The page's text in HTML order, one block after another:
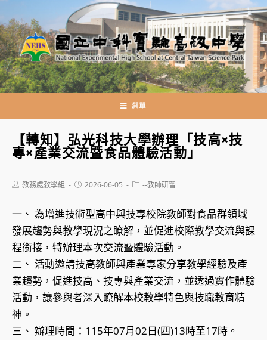
轉
至
主
要
內
選單
【轉知】弘光科技大學辦理「技高×技
專×產業交流暨食品體驗活動」
Post教務處教學組
Post2026-06-05
Post--教師研習
一、 為增進技術型高中與技專校院教師對食品群領域
發展趨勢與教學現況之瞭解，並促進校際教學交流與課
程銜接，特辦理本次交流暨體驗活動。
二、 活動邀請技高教師與產業專家分享教學經驗及產
業趨勢，促進技高、技專與產業交流，並透過實作體驗
活動，讓參與者深入瞭解本校教學特色與技職教育精
神。
三、 辦理時間：115年07月02日(四)13時至17時。